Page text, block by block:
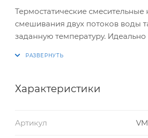
Термостатические
смешивания двух потоков воды
заданную температуру.
смешения (смешение в бок или
Характеристики
Артикул